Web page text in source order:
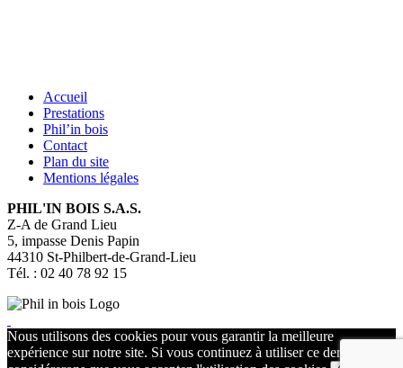
Accueil
Prestations
Phil’in bois
Contact
Plan du site
Mentions légales
PHIL'IN BOIS S.A.S.
Z-A de Grand Lieu
5, impasse Denis Papin
44310 St-Philbert-de-Grand-Lieu
Tél. : 02 40 78 92 15
Nous utilisons des cookies pour vous garantir la meilleure
expérience sur notre site. Si vous continuez à utiliser ce dernier, nous